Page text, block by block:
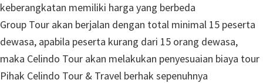
keberangkatan memiliki harga yang berbeda
Group Tour akan berjalan dengan total minimal 15 peserta
dewasa, apabila peserta kurang dari 15 orang dewasa,
maka Celindo Tour akan melakukan penyesuaian biaya tour
Pihak Celindo Tour & Travel berhak sepenuhnya